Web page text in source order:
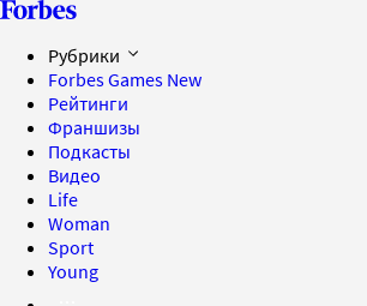
Рубрики
Forbes Games New
Рейтинги
Франшизы
Подкасты
Видео
Life
Woman
Sport
Young